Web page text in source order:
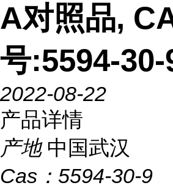
A对照品,
号:5594-30-
2022-08-22
产品详情
产地 中国武汉
Cas： 5594-30-9